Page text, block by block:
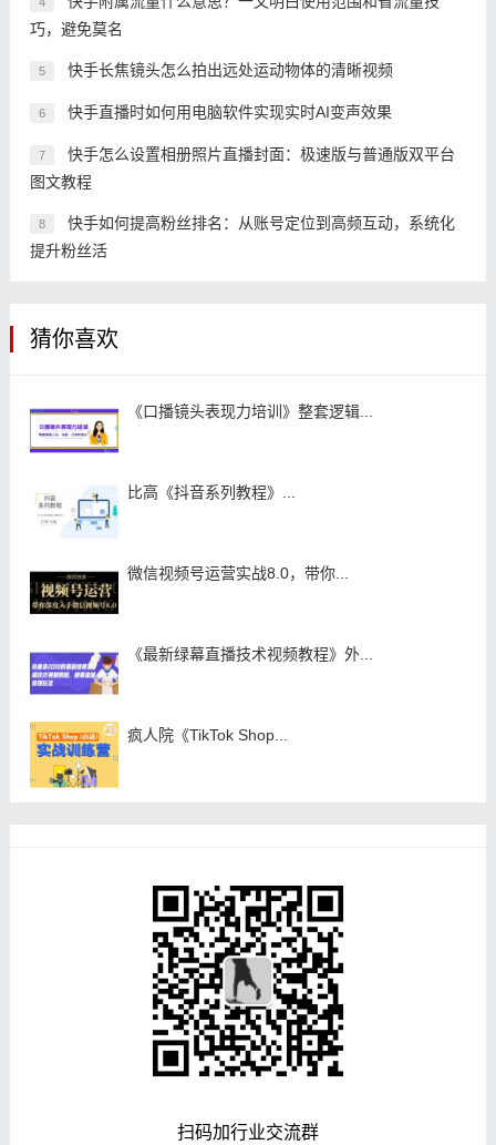
巧，避免莫名
5 快手长焦镜头怎么拍出远处运动物体的清晰视频
6 快手直播时如何用电脑软件实现实时AI变声效果
7
快手怎么设置相册照片直播封面：极速版与普通版双平台
图文教程
8
快手如何提高粉丝排名：从账号定位到高频互动，系统化
提升粉丝活
猜你喜欢
《口播镜头表现力培训》整套逻辑...
比高《抖音系列教程》...
微信视频号运营实战8.0，带你...
《最新绿幕直播技术视频教程》外...
疯人院《TikTok Shop...
扫码加行业交流群